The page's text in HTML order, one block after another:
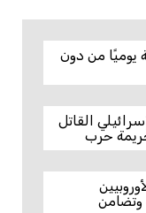
أشهر، عملتُ 14 ساعة يوميًا من دون
القاتل
حرب
وتضامن